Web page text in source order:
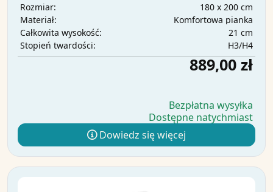
Rozmiar:
180 x 200 cm
Materiał:
Komfortowa pianka
Całkowita wysokość:
21 cm
Stopień twardości:
H3/H4
889,00 zł
Bezpłatna wysyłka
Dostępne natychmiast
Dowiedz się więcej